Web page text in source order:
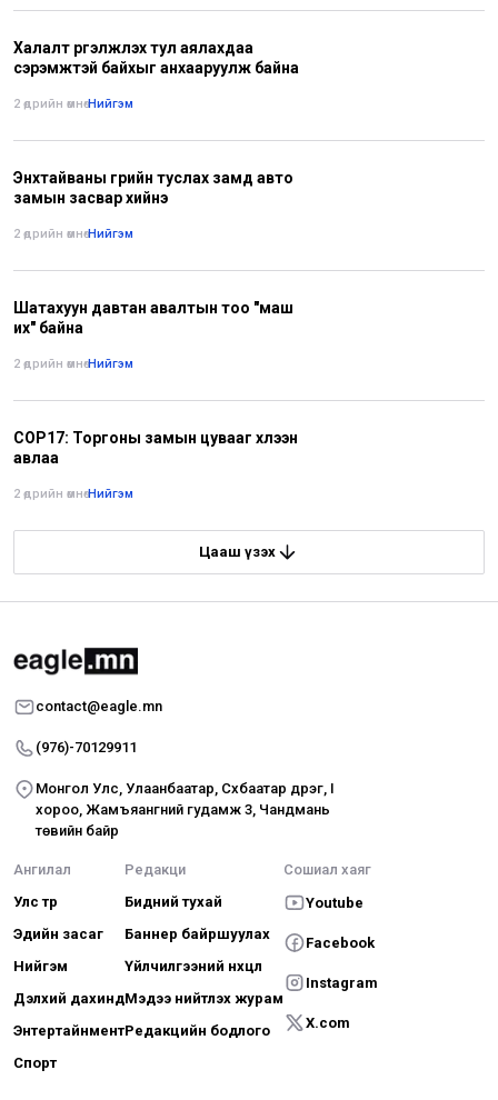
Халалт үргэлжлэх тул аялахдаа
сэрэмжтэй байхыг анхааруулж байна
2 өдрийн өмнө•Нийгэм
Энхтайваны гүүрийн туслах замд авто
замын засвар хийнэ
2 өдрийн өмнө•Нийгэм
Шатахуун давтан авалтын тоо "маш
их" байна
2 өдрийн өмнө•Нийгэм
COP17: Торгоны замын цувааг хүлээн
авлаа
2 өдрийн өмнө•Нийгэм
Цааш үзэх
contact@eagle.mn
(976)-70129911
Монгол Улс, Улаанбаатар, Сүхбаатар дүүрэг, I
хороо, Жамъяангүний гудамж 3, Чандмань
төвийн байр
Ангилал
Улс төр
Эдийн засаг
Нийгэм
Дэлхий дахинд
Энтертайнмент
Спорт
Редакци
Бидний тухай
Баннер байршуулах
Үйлчилгээний нөхцөл
Мэдээ нийтлэх журам
Редакцийн бодлого
Сошиал хаяг
Youtube
Facebook
Instagram
X.com